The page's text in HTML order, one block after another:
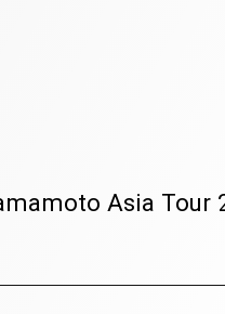
Asia Tour